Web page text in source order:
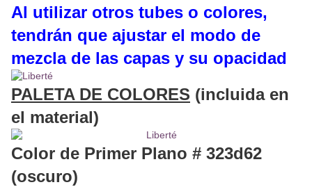
Al utilizar otros tubes o colores,
tendrán que ajustar el modo de
mezcla de las capas y su opacidad
PALETA DE COLORES (incluida en
el material)
Color de Primer Plano # 323d62
(oscuro)